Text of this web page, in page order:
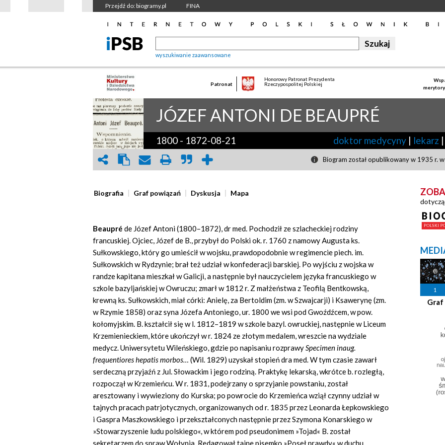
Przejdź do: biogramy.pl FINA
wyszukiwanie zaawansowane
Patronat
Honorowy Patronat Prezydenta
Rzeczypospolitej Polskiej
JÓZEF ANTONI DE BEAUPRÉ
1800 - 1872-08-21 doktor medycyny | lekarz |
Biogram został opublikowany w 1935 r.
Biografia Graf powiązań Dyskusja Mapa
Beaupré de Józef Antoni (1800–1872), dr med. Pochodził ze szlacheckiej rodziny
francuskiej. Ojciec, Józef de B., przybył do Polski ok. r. 1760 z namowy Augusta ks.
Sułkowskiego, który go umieścił w wojsku, prawdopodobnie w regimencie piech. im.
Sułkowskich w Rydzynie; brał też udział w konfederacji barskiej. Po wyjściu z wojska w
randze kapitana mieszkał w Galicji, a następnie był nauczycielem języka francuskiego w
szkole bazyljańskiej w Owruczu; zmarł w 1812 r. Z małżeństwa z Teofilą Bentkowską,
krewną ks. Sułkowskich, miał córki: Anielę, za Bertoldim (zm. w Szwajcarji) i Ksawerynę (zm.
w Rzymie 1858) oraz syna Józefa Antoniego, ur. 1800 we wsi pod Gwoźdźcem, w pow.
kołomyjskim. B. kształcił się w l. 1812–1819 w szkole bazyl. owruckiej, następnie w Liceum
Krzemienieckiem, które ukończył w r. 1824 ze złotym medalem, wreszcie na wydziale
medycz. Uniwersytetu Wileńskiego, gdzie po napisaniu rozprawySpecimen inaug.
frequentiores hepatis morbos… (Wil. 1829) uzyskał stopień dra med. W tym czasie zawarł
serdeczną przyjaźń z Jul. Słowackim i jego rodziną. Praktykę lekarską, wkrótce b. rozległą,
rozpoczął w Krzemieńcu. W r. 1831, podejrzany o sprzyjanie powstaniu, został
aresztowany i wywieziony do Kurska; po powrocie do Krzemieńca wziął czynny udział w
tajnych pracach patrjotycznych, organizowanych od r. 1835 przez Leonarda Łepkowskiego
i Gaspra Maszkowskiego i przekształconych następnie przez Szymona Konarskiego w
»Stowarzyszenie ludu polskiego«, w którem pod pseudonimem »Tojad« B. został
sekretarzem do spraw Wołynia. Redagował tajne pisemko »Poseł prawdy« w duchu
1
Graf